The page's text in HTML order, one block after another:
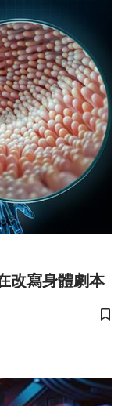
慣正在改寫身體劇本
儲